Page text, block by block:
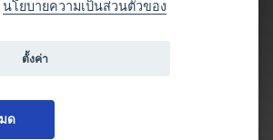
นโยบายความเป็นส่วนตัวของ
ตั้งค่า
ด